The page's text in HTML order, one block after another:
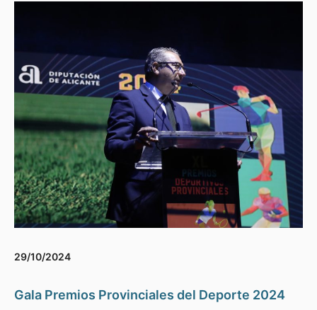
29/10/2024
Gala Premios Provinciales del Deporte 2024